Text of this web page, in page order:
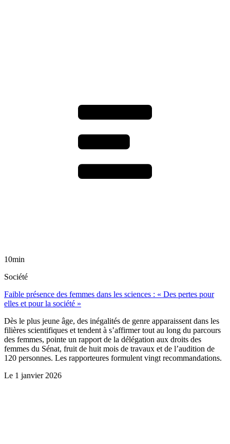
10min
Société
Faible présence des femmes dans les sciences : « Des pertes pour
elles et pour la société »
Dès le plus jeune âge, des inégalités de genre apparaissent dans les
filières scientifiques et tendent à s’affirmer tout au long du parcours
des femmes, pointe un rapport de la délégation aux droits des
femmes du Sénat, fruit de huit mois de travaux et de l’audition de
120 personnes. Les rapporteures formulent vingt recommandations.
Le 1 janvier 2026